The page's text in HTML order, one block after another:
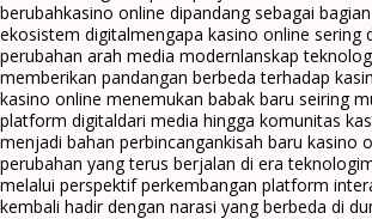
berubahkasino online dipandang sebagai
ekosistem digitalmengapa kasino online sering
perubahan arah media modernlanskap
memberikan pandangan berbeda terhadap
kasino online menemukan babak baru seiring
platform digitaldari media hingga komunitas
menjadi bahan perbincangankisah baru kasino
perubahan yang terus berjalan di era teknologi
melalui perspektif perkembangan platform
kembali hadir dengan narasi yang berbeda di